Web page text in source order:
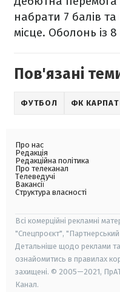
набрати 7 балів та
місце. Оболонь із
Пов'язані
ФУТБОЛ ФК
Про нас
Редакція
Редакційна політика
Про телеканал
Телеведучі
Вакансії
Структура власності
Всі комерційні рекламні
"Спецпроєкт",
Детальніше щодо реклами
ознайомитись в правилах
захищені. © 2005—2021,
Канал.